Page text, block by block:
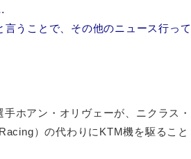
うことで、その他のニュース行って
ホアン・オリヴェーが、ニクラス・
）の代わりにKTM機を駆ること